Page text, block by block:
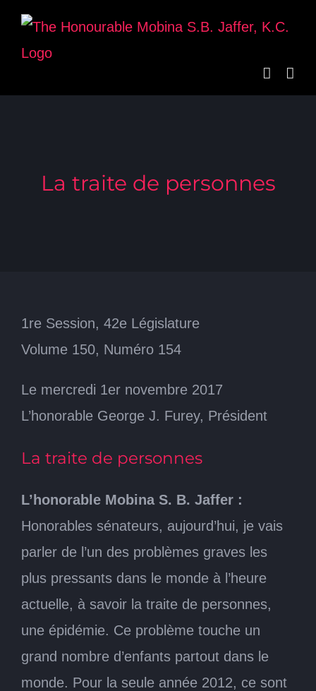
Skip
content
La traite de personnes
1re Session, 42e Législature
Volume 150, Numéro 154
Le mercredi 1er novembre 2017
L’honorable George J. Furey, Président
La traite de personnes
L’honorable Mobina S. B. Jaffer :
Honorables sénateurs, aujourd’hui, je vais
parler de l’un des problèmes graves les
plus pressants dans le monde à l’heure
actuelle, à savoir la traite de personnes,
une épidémie. Ce problème touche un
grand nombre d’enfants partout dans le
monde. Pour la seule année 2012, ce sont